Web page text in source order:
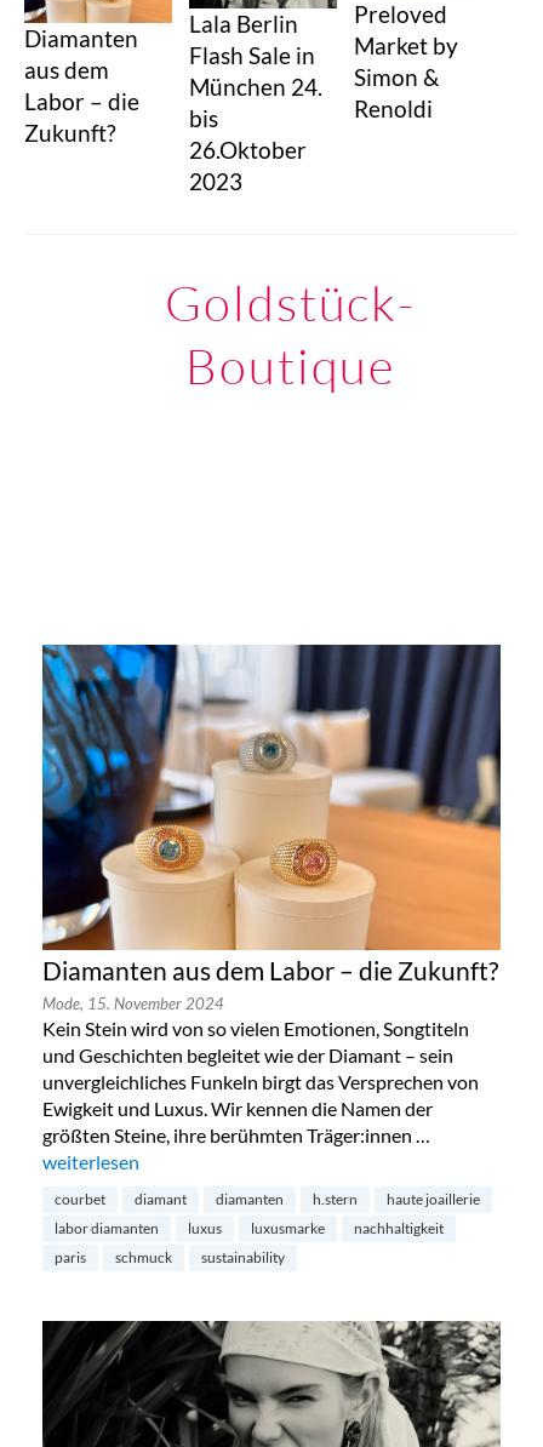
Diamanten
aus dem
Labor – die
Zukunft?
Lala Berlin
Flash Sale in
München 24.
bis
26.Oktober
2023
Preloved
Market by
Simon &
Renoldi
Goldstück-
Boutique
Diamanten aus dem Labor – die Zukunft?
Mode, 15. November 2024
Kein Stein wird von so vielen Emotionen, Songtiteln
und Geschichten begleitet wie der Diamant – sein
unvergleichliches Funkeln birgt das Versprechen von
Ewigkeit und Luxus. Wir kennen die Namen der
größten Steine, ihre berühmten Träger:innen …
„Diamanten aus dem Labor – die Zukunft?“
weiterlesen
courbet diamant diamanten h.stern
haute joaillerie
labor diamanten
luxus luxusmarke
nachhaltigkeit
paris
schmuck sustainability